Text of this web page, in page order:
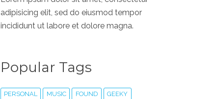
adipisicing elit, sed do eiusmod tempor
incididunt ut labore et dolore magna.
Popular Tags
PERSONAL MUSIC FOUND GEEKY